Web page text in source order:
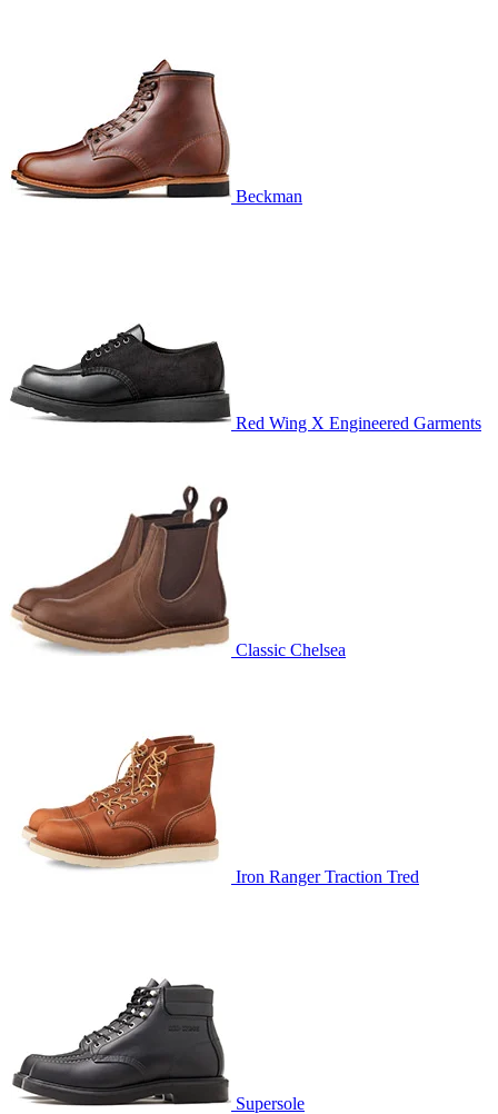
Beckman
Red Wing X Engineered Garments
Classic Chelsea
Iron Ranger Traction Tred
Supersole